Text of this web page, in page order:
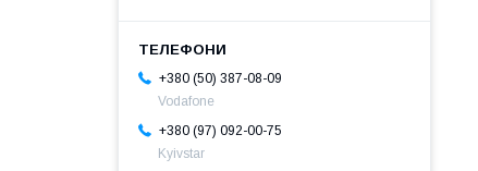
+380 (50) 387-08-09
Vodafone
+380 (97) 092-00-75
Kyivstar